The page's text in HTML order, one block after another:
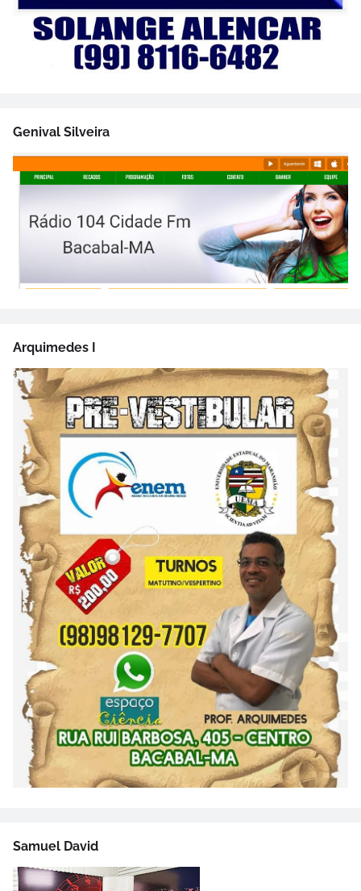
Genival Silveira
Arquimedes I
Samuel David